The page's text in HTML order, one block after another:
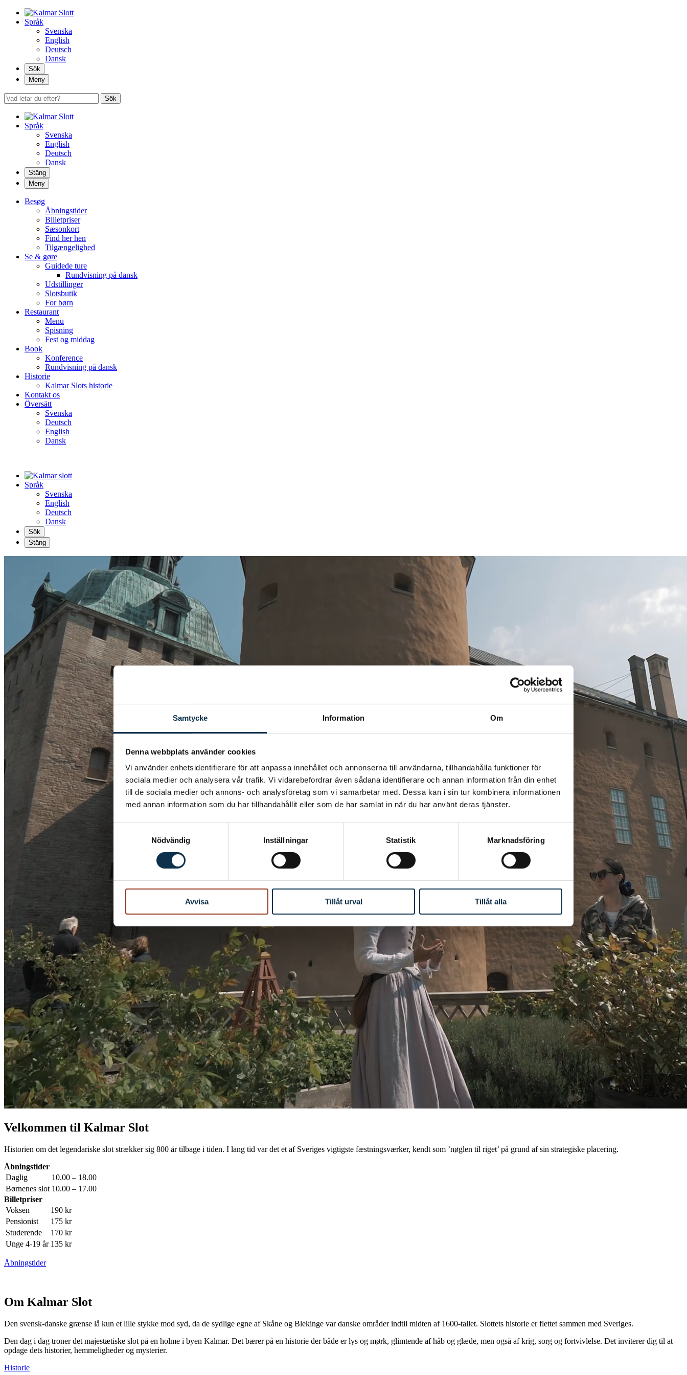
Samtycke Information Om
Denna webbplats använder cookies
Vi använder enhetsidentifierare för att anpassa innehållet och annonserna till användarna, tillhandahålla funktioner för
sociala medier och analysera vår trafik. Vi vidarebefordrar även sådana identifierare och annan information från din enhet
till de sociala medier och annons- och analysföretag som vi samarbetar med. Dessa kan i sin tur kombinera informationen
med annan information som du har tillhandahållit eller som de har samlat in när du har använt deras tjänster.
Nödvändig
Inställningar Statistik Marknadsföring
Avvisa Tillåt urval Tillåt alla
Språk
Svenska
English
Deutsch
Dansk
Sök
Meny
Sök
Språk
Svenska
English
Deutsch
Dansk
Stäng
Meny
Besøg
Åbningstider
Billetpriser
Sæsonkort
Find her hen
Tilgængelighed
Se & gøre
Guidede ture
Rundvisning på dansk
Udstillinger
Slotsbutik
For børn
Restaurant
Menu
Spisning
Fest og middag
Book
Konference
Rundvisning på dansk
Historie
Kalmar Slots historie
Kontakt os
Översätt
Svenska
Deutsch
English
Dansk
Språk
Svenska
English
Deutsch
Dansk
Sök
Stäng
Velkommen til Kalmar Slot
Historien om det legendariske slot strækker sig 800 år tilbage i tiden. I lang tid var det et af Sveriges vigtigste fæstningsværker, kendt som ’nøglen til riget’ på grund af sin strategiske placering.
Åbningstider
Daglig
10.00 – 18.00
Børnenes slot 10.00 – 17.00
Billetpriser
Voksen
190 kr
Pensionist
175 kr
Studerende
170 kr
Unge 4-19 år 135 kr
Åbningstider
Om Kalmar Slot
Den svensk-danske grænse lå kun et lille stykke mod syd, da de sydlige egne af Skåne og Blekinge var danske områder indtil midten af 1600-tallet. Slottets historie er flettet sammen med Sveriges.
Den dag i dag troner det majestætiske slot på en holme i byen Kalmar. Det bærer på en historie der både er lys og mørk, glimtende af håb og glæde, men også af krig, sorg og fortvivlelse. Det inviterer dig til at
opdage dets historier, hemmeligheder og mysterier.
Historie